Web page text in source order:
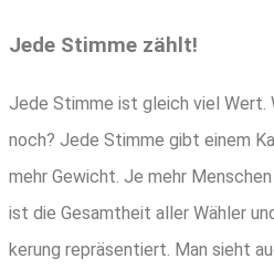
Jede Stim­me zählt!
Jede Stim­me ist gleich viel Wert.
noch? Jede Stim­me gibt einem
mehr Gewicht. Je mehr
ist die Gesamt­heit aller Wäh­ler
ke­rung reprä­sen­tiert. Man sieht